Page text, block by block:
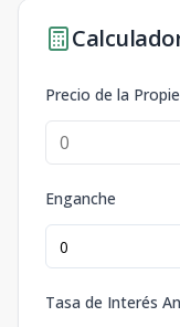
Precio de la
Enganche
Tasa de Interés